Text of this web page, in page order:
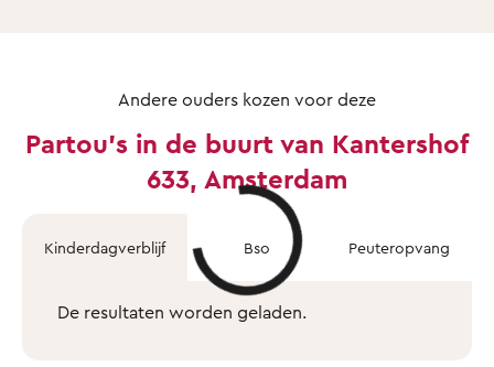
Andere ouders kozen voor deze
Partou's in de buurt van Kantershof
633, Amsterdam
Kinderdagverblijf Bso Peuteropvang
De resultaten worden geladen.